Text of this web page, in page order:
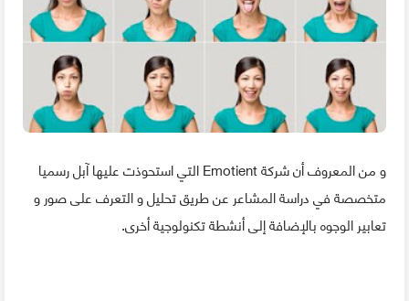
و من المعروف أن شركة Emotient التي استحوذت عليها آبل رسميا
متخصصة في دراسة المشاعر عن طريق تحليل و التعرف على صور و
تعابير الوجوه بالإضافة إلى أنشطة تكنولوجية أخرى.